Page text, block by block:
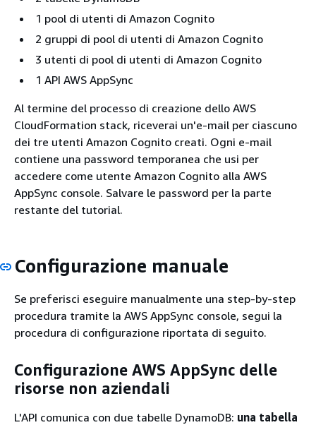
1 pool di utenti di Amazon Cognito
2 gruppi di pool di utenti di Amazon Cognito
3 utenti di pool di utenti di Amazon Cognito
1 API AWS AppSync
Al termine del processo di creazione dello AWS
CloudFormation stack, riceverai un'e-mail per ciascuno
dei tre utenti Amazon Cognito creati. Ogni e-mail
contiene una password temporanea che usi per
accedere come utente Amazon Cognito alla AWS
AppSync console. Salvare le password per la parte
restante del tutorial.
Configurazione manuale
Se preferisci eseguire manualmente una step-by-step
procedura tramite la AWS AppSync console, segui la
procedura di configurazione riportata di seguito.
Configurazione AWS AppSync delle
risorse non aziendali
L'API comunica con due tabelle DynamoDB: una tabella